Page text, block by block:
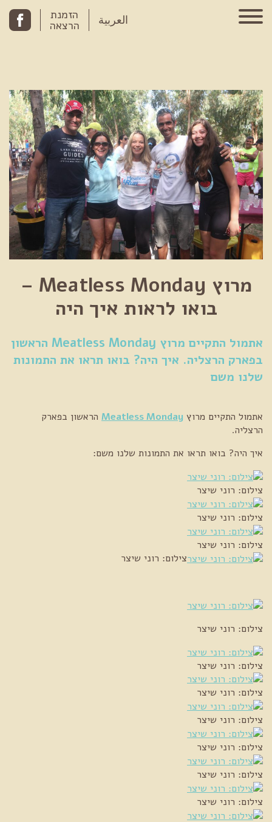
Skip to content
العربية הזמנת
הרצאה
מרוץ Meatless Monday –
בואו לראות איך היה
אתמול התקיים מרוץ Meatless Monday הראשון
בפארק הרצליה. איך היה? בואו תראו את התמונות
שלנו משם
אתמול התקיים מרוץ Meatless Monday הראשון בפארק
הרצליה.
איך היה? בואו תראו את התמונות שלנו משם:
צילום: רוני שיצר
צילום: רוני שיצר
צילום: רוני שיצר
צילום: רוני שיצר
צילום: רוני שיצר
צילום: רוני שיצר
צילום: רוני שיצר
צילום: רוני שיצר
צילום: רוני שיצר
צילום: רוני שיצר
צילום: רוני שיצר